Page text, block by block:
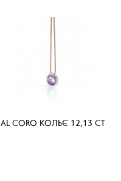
AL CORO КОЛЬЄ 12,13 CT